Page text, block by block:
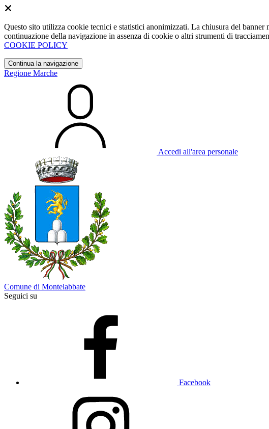
Questo sito utilizza cookie tecnici e statistici anonimizzati. La chiusura del
continuazione della navigazione in assenza di cookie o altri strumenti di
COOKIE POLICY
Continua la navigazione
Regione Marche
Accedi all'area personale
Comune di Montelabbate
Seguici su
Facebook